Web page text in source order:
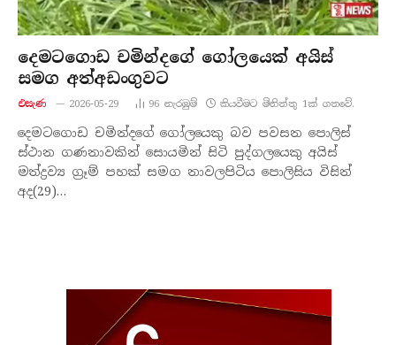
දෙමටගොඩ චමින්දගේ ගෝලයෙක් අයිස්
සමග අත්අඩංගුවට
එසැණ 2026-05-29 96 නැරඹු​ම් කියවීමට මිනිත්තු 1ක් ගතවේ.
දෙමටගොඩ චමින්දගේ ගෝලයෙකු බව පවසන පොලිස්
ස්ථාන ගණනාවකින් සොයමින් සිටි පුද්ගලයෙකු අයිස්
මත්ද්‍රව්‍ය ග්‍රෑම් පහක් සමග නාවලපිටිය පොලිසිය විසින්
අද(29)…